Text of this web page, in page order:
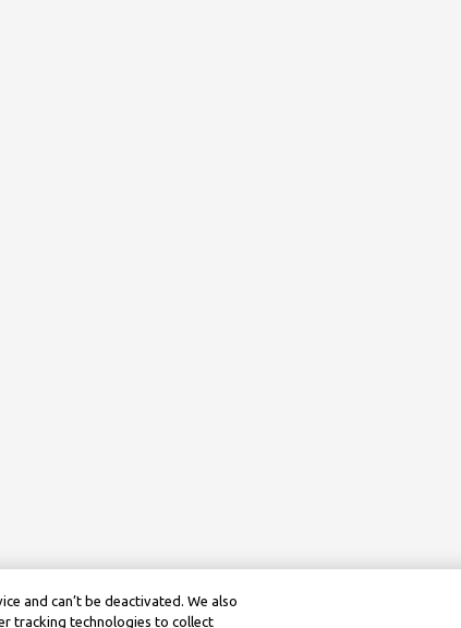
and can’t be deactivated. We also
tracking technologies to collect